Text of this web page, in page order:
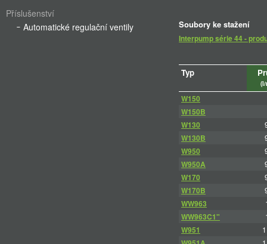
Soubory ke stažení
Interpump série 44 -
Typ
W150
W150B
W130
W130B
W950
W950A
W170
W170B
WW963
WW963C1"
W951
Příslušenství
Automatické regulační ventily